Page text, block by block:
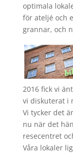
optimala
för ateljé och
grannar, och
2016 fick vi
vi diskuterat i
Vi tycker det
nu när det
resecentret
Våra lokaler